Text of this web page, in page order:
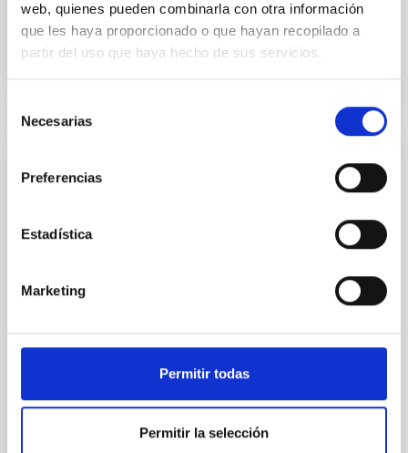
web, quienes pueden combinarla con otra información
que les haya proporcionado o que hayan recopilado a
partir del uso que haya hecho de sus servicios.
Necesarias
Preferencias
Estadística
Marketing
Permitir todas
Permitir la selección
In force
Memorandum Of Understanding between
MorphOptic, Inc. Maui (Hawai’i, USA) and
(IAC), (Tenerife, Spain)
(MoU) is to establish the baseline of joint work
between the participants from the time of signature
07/30/2020-07/29/2025
Not in force